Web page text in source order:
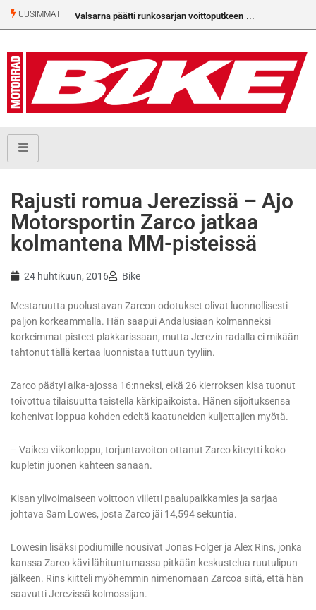
UUSIMMAT Valsarna päätti runkosarjan voittoputkeen
Rajusti romua Jerezissä – Ajo
Motorsportin Zarco jatkaa
kolmantena MM-pisteissä
24 huhtikuun, 2016 Bike
Mestaruutta puolustavan Zarcon odotukset olivat luonnollisesti
paljon korkeammalla. Hän saapui Andalusiaan kolmanneksi
korkeimmat pisteet plakkarissaan, mutta Jerezin radalla ei mikään
tahtonut tällä kertaa luonnistaa tuttuun tyyliin.
Zarco päätyi aika-ajossa 16:nneksi, eikä 26 kierroksen kisa tuonut
toivottua tilaisuutta taistella kärkipaikoista. Hänen sijoituksensa
kohenivat loppua kohden edeltä kaatuneiden kuljettajien myötä.
– Vaikea viikonloppu, torjuntavoiton ottanut Zarco kiteytti koko
kupletin juonen kahteen sanaan.
Kisan ylivoimaiseen voittoon viiletti paalupaikkamies ja sarjaa
johtava Sam Lowes, josta Zarco jäi 14,594 sekuntia.
Lowesin lisäksi podiumille nousivat Jonas Folger ja Alex Rins, jonka
kanssa Zarco kävi lähituntumassa pitkään keskustelua ruutulipun
jälkeen. Rins kiitteli myöhemmin nimenomaan Zarcoa siitä, että hän
saavutti Jerezissä kolmossijan.